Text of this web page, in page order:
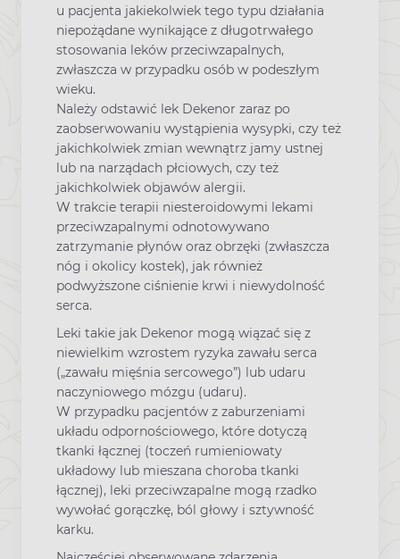
u pacjenta jakiekolwiek tego typu działania
niepożądane wynikające z długotrwałego
stosowania leków przeciwzapalnych,
zwłaszcza w przypadku osób w podeszłym
wieku.
Należy odstawić lek Dekenor zaraz po
zaobserwowaniu wystąpienia wysypki, czy też
jakichkolwiek zmian wewnątrz jamy ustnej
lub na narządach płciowych, czy też
jakichkolwiek objawów alergii.
W trakcie terapii niesteroidowymi lekami
przeciwzapalnymi odnotowywano
zatrzymanie płynów oraz obrzęki (zwłaszcza
nóg i okolicy kostek), jak również
podwyższone ciśnienie krwi i niewydolność
serca.
Leki takie jak Dekenor mogą wiązać się z
niewielkim wzrostem ryzyka zawału serca
(„zawału mięśnia sercowego”) lub udaru
naczyniowego mózgu (udaru).
W przypadku pacjentów z zaburzeniami
układu odpornościowego, które dotyczą
tkanki łącznej (toczeń rumieniowaty
układowy lub mieszana choroba tkanki
łącznej), leki przeciwzapalne mogą rzadko
wywołać gorączkę, ból głowy i sztywność
karku.